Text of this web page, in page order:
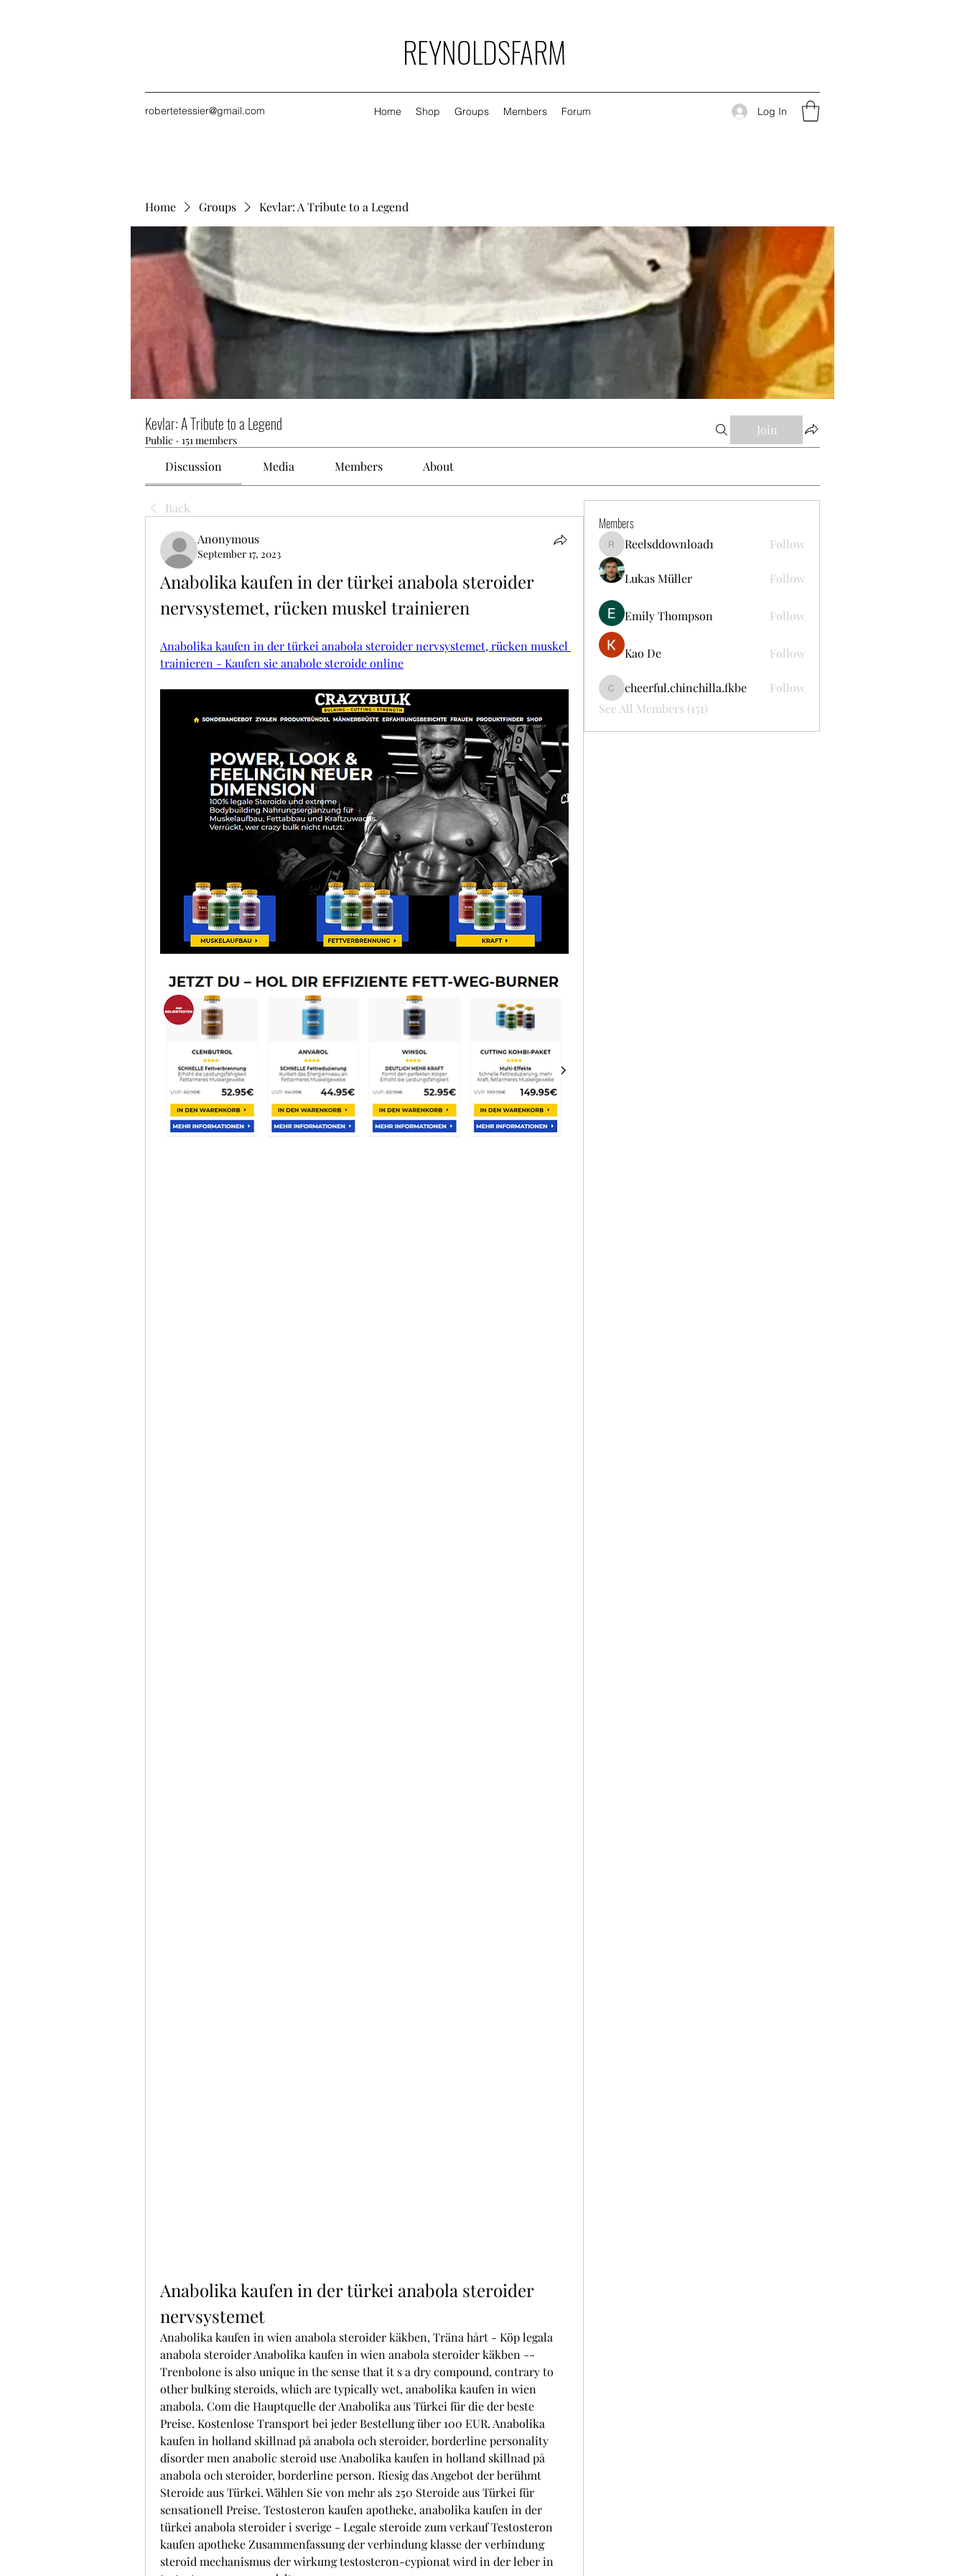
REYNOLDSFARM
robertetessier@gmail.com Home Shop Groups Members Forum Log In
Home Groups Kevlar: A Tribute to a Legend
Kevlar: A Tribute to a Legend
Public · 151 members
Join
Discussion Media Members About
Back
Anonymous
September 17, 2023
Anabolika kaufen in der türkei anabola steroider
nervsystemet, rücken muskel trainieren
Anabolika kaufen in der türkei anabola steroider nervsystemet, rücken muskel
trainieren - Kaufen sie anabole steroide online
Anabolika kaufen in der türkei anabola steroider
nervsystemet
Anabolika kaufen in wien anabola steroider käkben, Träna hårt - Köp legala
anabola steroider Anabolika kaufen in wien anabola steroider käkben --
Trenbolone is also unique in the sense that it s a dry compound, contrary to
other bulking steroids, which are typically wet, anabolika kaufen in wien
anabola. Com die Hauptquelle der Anabolika aus Türkei für die der beste
Preise. Kostenlose Transport bei jeder Bestellung über 100 EUR. Anabolika
kaufen in holland skillnad på anabola och steroider, borderline personality
disorder men anabolic steroid use Anabolika kaufen in holland skillnad på
anabola och steroider, borderline person. Riesig das Angebot der berühmt
Steroide aus Türkei. Wählen Sie von mehr als 250 Steroide aus Türkei für
sensationell Preise. Testosteron kaufen apotheke, anabolika kaufen in der
türkei anabola steroider i sverige - Legale steroide zum verkauf Testosteron
kaufen apotheke Zusammenfassung der verbindung klasse der verbindung
steroid mechanismus der wirkung testosteron-cypionat wird in der leber in
Members
Reelsddownload1
Reelsddownload1 Follow
Lukas Müller Follow
Emily Thompson Follow
Kao De Follow
cheerful.chinchilla.fkbe
cheerful.chinchilla.fkbe
Follow
See All Members (151)